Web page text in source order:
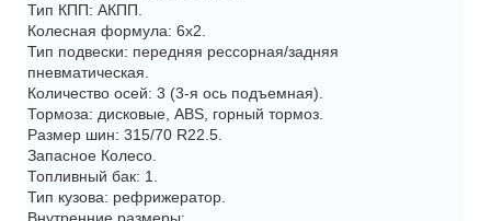
Тип КПП: АКПП.
Колесная формула: 6x2.
Тип подвески: передняя рессорная/задняя
пневматическая.
Количество осей: 3 (3-я ось подъемная).
Тормоза: дисковые, ABS, горный тормоз.
Размер шин: 315/70 R22.5.
Запасное Колесо.
Топливный бак: 1.
Тип кузова: рефрижератор.